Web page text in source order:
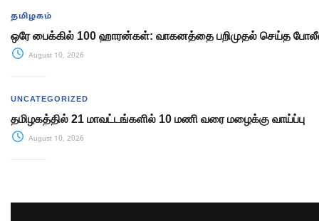
தமிழகம்
ஒரே பைக்கில் 100 ஹாரன்கள்: வாகனத்தை பறிமுதல் செய்த
August 10, 2026
UNCATEGORIZED
தமிழகத்தில் 21 மாவட்டங்களில் 10 மணி வரை மழைக்கு வாய்ப்பு
August 10, 2026